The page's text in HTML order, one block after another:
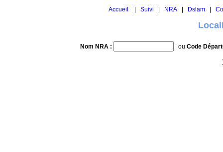
Accueil Suivi NRA Dslam
Nom NRA : ou Code